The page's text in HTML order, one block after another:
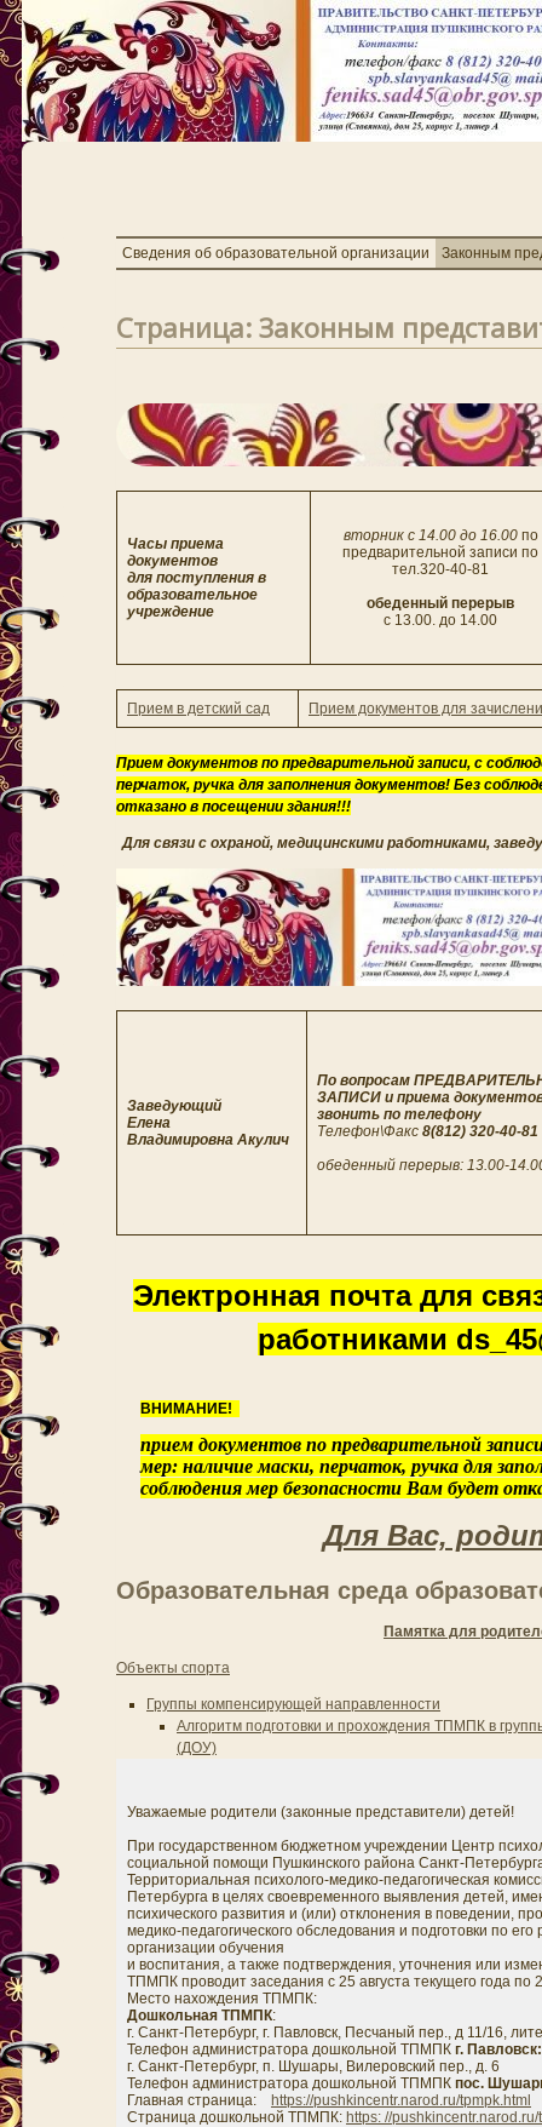
Сведения об образовательной организации Законным
Страница: Законным
Часы приема
документов
для поступления в
образовательное
учреждение
вторник с 14.00 до 16.00по
предварительной записи по
тел.320-40-81
обеденный перерыв
с 13.00. до 14.00
Прием в детский сад Прием документов для
Прием документов по предварительной записи, с
перчаток, ручка для заполнения документов! Без
отказано в посещении здания!!!
Для связи с охраной, медицинскими работниками,
Заведующий
Елена
Владимировна Акулич
По вопросам
ЗАПИСИ и приема
звонить по телефону
Телефон\Факс 8(812) 320-40-81
обеденный перерыв: 13.00-
Электронная почта для
работниками
ВНИМАНИЕ!
прием документов по предварительной
мер: наличие маски, перчаток, ручка для
соблюдения мер безопасности Вам будет
Для Вас,
Образовательная среда
Памятка для
Объекты спорта
Группы компенсирующей направленности
Алгоритм подготовки и прохождения ТПМПК в
(ДОУ)
Уважаемые родители (законные представители) детей!
При государственном бюджетном учреждении Центр
социальной помощи Пушкинского района Санкт-
Территориальная психолого-медико-педагогическая
Петербурга в целях своевременного выявления детей,
психического развития и (или) отклонения в поведении,
медико-педагогического обследования и подготовки по
организации обучения
и воспитания, а также подтверждения, уточнения или
ТПМПК проводит заседания с 25 августа текущего года по
Место нахождения ТПМПК:
Дошкольная ТПМПК:
г. Санкт-Петербург, г. Павловск, Песчаный пер., д 11/16,
Телефон администратора дошкольной ТПМПК г. Павловск:
г. Санкт-Петербург, п. Шушары, Вилеровский пер., д. 6
Телефон администратора дошкольной ТПМПК пос.
Главная страница:
https://pushkincentr.narod.ru/tpmpk.html
Страница дошкольной ТПМПК: https: //